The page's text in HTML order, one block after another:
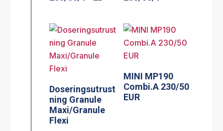
Doseringsutrust
ning Granule
Maxi/Granule
Flexi
MINI MP190
Combi.A 230/50
EUR